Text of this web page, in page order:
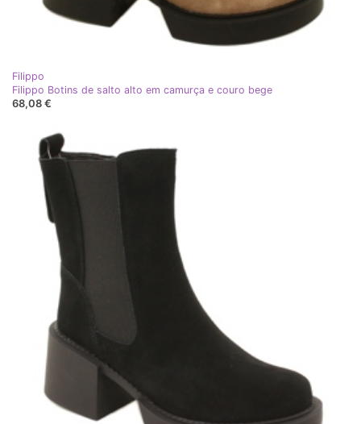
Filippo
Filippo Botins de salto alto em camurça e couro bege
68,08 €